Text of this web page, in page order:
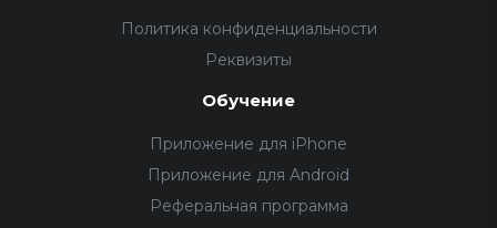
Политика конфиденциальности
Реквизиты
Обучение
Приложение для iPhone
Приложение для Android
Реферальная программа